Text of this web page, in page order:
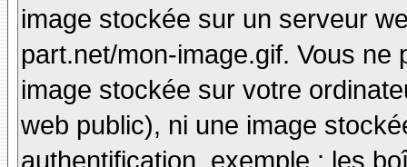
image stockée sur un serveur
part.net/mon-image.gif. Vous
image stockée sur votre
web public), ni une image
authentification, exemple : les